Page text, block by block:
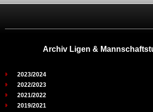
Archiv Ligen &
2023/2024
2022/2023
2021/2022
2019/2021